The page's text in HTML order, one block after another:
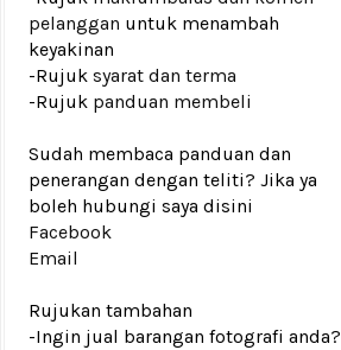
pelanggan untuk menambah
keyakinan
-Rujuk syarat dan terma
-Rujuk panduan membeli
Sudah membaca panduan dan
penerangan dengan teliti? Jika ya
boleh hubungi saya disini
Facebook
Email
Rujukan tambahan
-Ingin jual barangan fotografi anda?